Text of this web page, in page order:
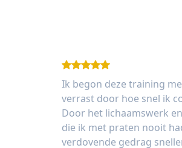
Ik begon deze training
verrast door hoe snel ik
Door het lichaamswerk
die ik met praten nooit
verdovende gedrag